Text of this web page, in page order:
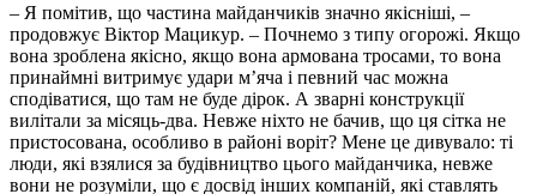
– Я помітив, що частина майданчиків значно якісніші, –
продовжує Віктор Мацикур. – Почнемо з типу огорожі. Якщо
вона зроблена якісно, якщо вона армована тросами, то вона
принаймні витримує удари м’яча і певний час можна
сподіватися, що там не буде дірок. А зварні конструкції
вилітали за місяць-два. Невже ніхто не бачив, що ця сітка не
пристосована, особливо в районі воріт? Мене це дивувало: ті
люди, які взялися за будівництво цього майданчика, невже
вони не розуміли, що є досвід інших компаній, які ставлять